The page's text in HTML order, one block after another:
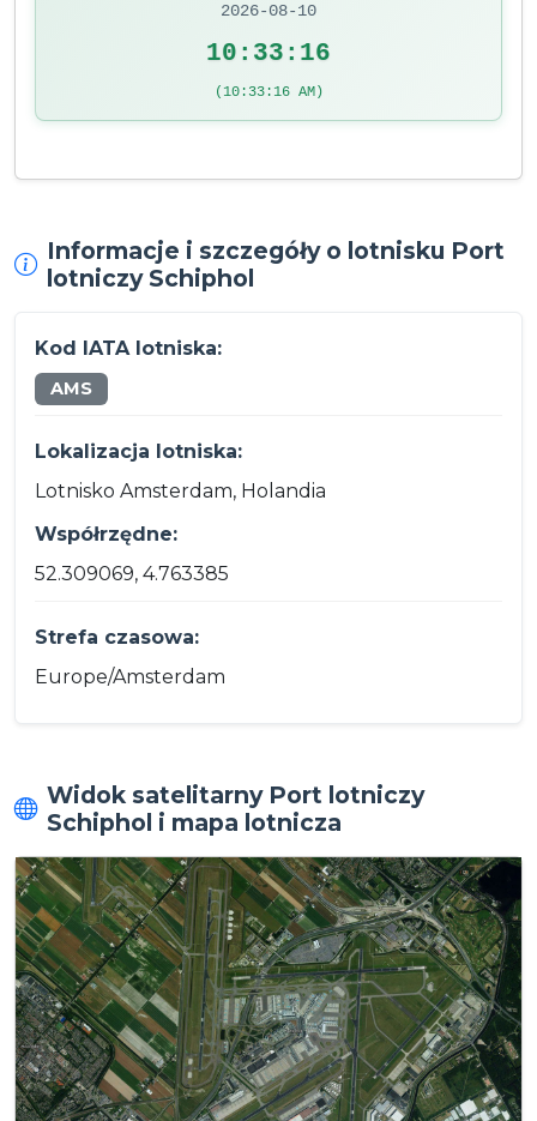
2026-08-10
10:33:16
(10:33:16 AM)
Informacje i szczegóły o lotnisku Port
lotniczy Schiphol
Kod IATA lotniska:
AMS
Lokalizacja lotniska:
Lotnisko Amsterdam, Holandia
Współrzędne:
52.309069, 4.763385
Strefa czasowa:
Europe/Amsterdam
Widok satelitarny Port lotniczy
Schiphol i mapa lotnicza